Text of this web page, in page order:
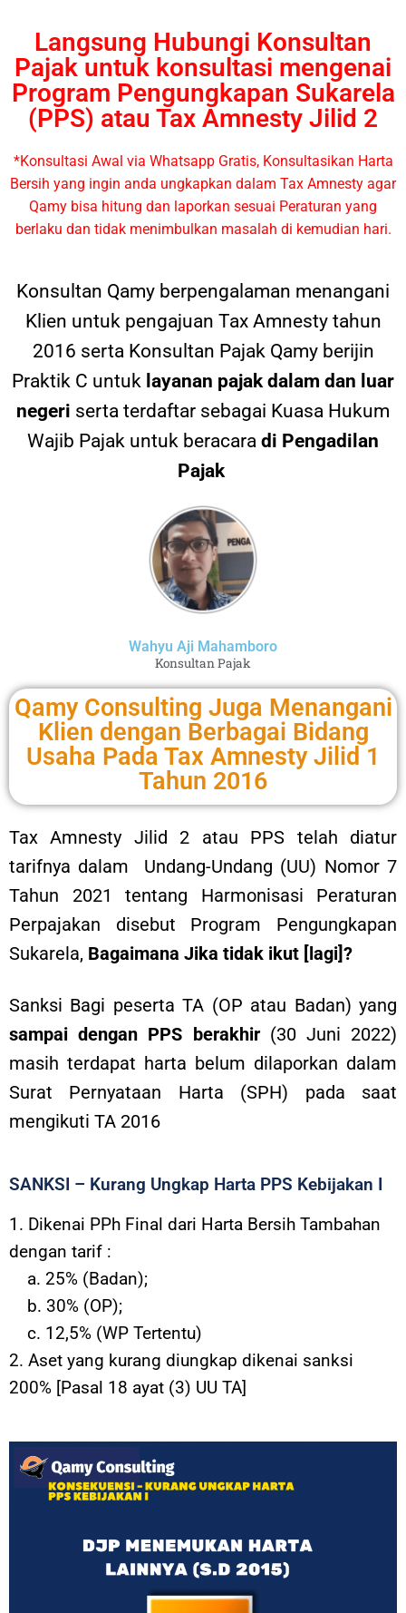
Langsung Hubungi Konsultan
Pajak untuk konsultasi mengenai
Program Pengungkapan Sukarela
(PPS) atau Tax Amnesty Jilid 2
*Konsultasi Awal via Whatsapp Gratis, Konsultasikan Harta
Bersih yang ingin anda ungkapkan dalam Tax Amnesty agar
Qamy bisa hitung dan laporkan sesuai Peraturan yang
berlaku dan tidak menimbulkan masalah di kemudian hari.
Konsultan Qamy berpengalaman menangani
Klien untuk pengajuan Tax Amnesty tahun
2016 serta Konsultan Pajak Qamy berijin
Praktik C untuk layanan pajak dalam dan luar
negeri serta terdaftar sebagai Kuasa Hukum
Wajib Pajak untuk beracara di Pengadilan
Pajak
Wahyu Aji Mahamboro
Konsultan Pajak
Qamy Consulting Juga Menangani
Klien dengan Berbagai Bidang
Usaha Pada Tax Amnesty Jilid 1
Tahun 2016
Tax Amnesty Jilid 2 atau PPS telah diatur
tarifnya dalam Undang-Undang (UU) Nomor 7
Tahun 2021 tentang Harmonisasi Peraturan
Perpajakan disebut Program Pengungkapan
Sukarela, Bagaimana Jika tidak ikut [lagi]?
Sanksi Bagi peserta TA (OP atau Badan) yang
sampai dengan PPS berakhir (30 Juni 2022)
masih terdapat harta belum dilaporkan dalam
Surat Pernyataan Harta (SPH) pada saat
mengikuti TA 2016
SANKSI – Kurang Ungkap Harta PPS Kebijakan I
1. Dikenai PPh Final dari Harta Bersih Tambahan
dengan tarif :
a. 25% (Badan);
b. 30% (OP);
c. 12,5% (WP Tertentu)
2. Aset yang kurang diungkap dikenai sanksi
200% [Pasal 18 ayat (3) UU TA]